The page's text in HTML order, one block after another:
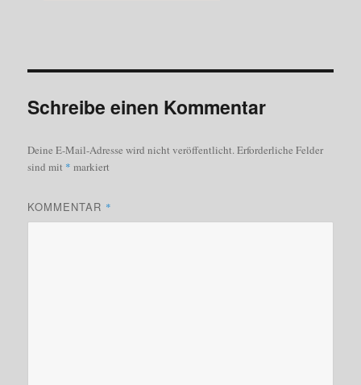
Schreibe einen Kommentar
Deine E-Mail-Adresse wird nicht veröffentlicht. Erforderliche Felder
sind mit * markiert
KOMMENTAR *